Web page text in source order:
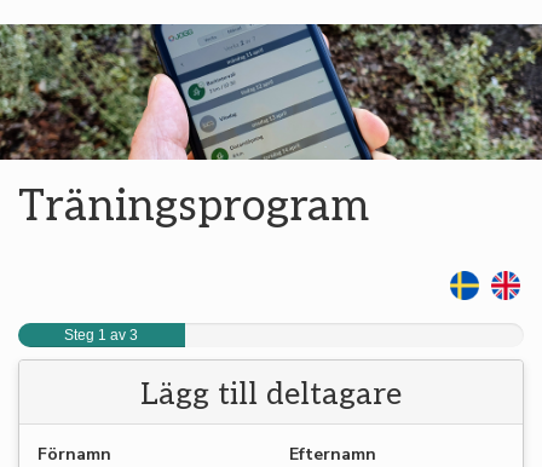
Träningsprogram
Steg 1 av 3
Lägg till deltagare
Förnamn Efternamn